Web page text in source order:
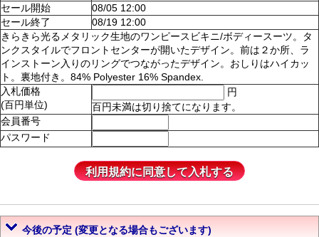
セール開始
08/05 12:00
セール終了
08/19 12:00
きらきら光るメタリック生地のワンピースビキニ/ボディースーツ。タ
ンクスタイルでフロントセンターが開いたデザイン。前は２か所、ラ
インストーン入りのリングでつながったデザイン。おしりはハイカッ
ト。裏地付き。84% Polyester 16% Spandex.
入札価格
(百円単位)
円
百円未満は切り捨てになります。
会員番号
パスワード
今後の予定 (変更となる場合もございます)